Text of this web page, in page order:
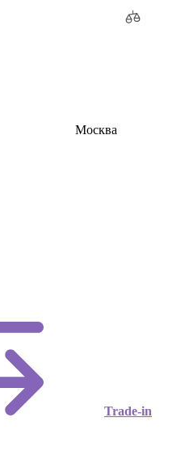
Москва
Trade-in